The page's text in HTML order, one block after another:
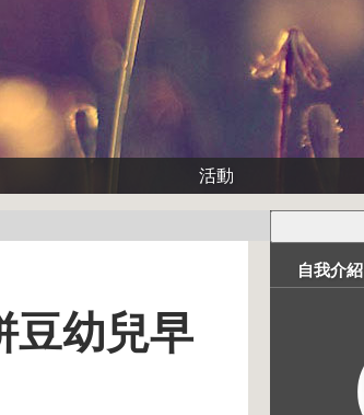
活動
豆幼兒早
自我介紹